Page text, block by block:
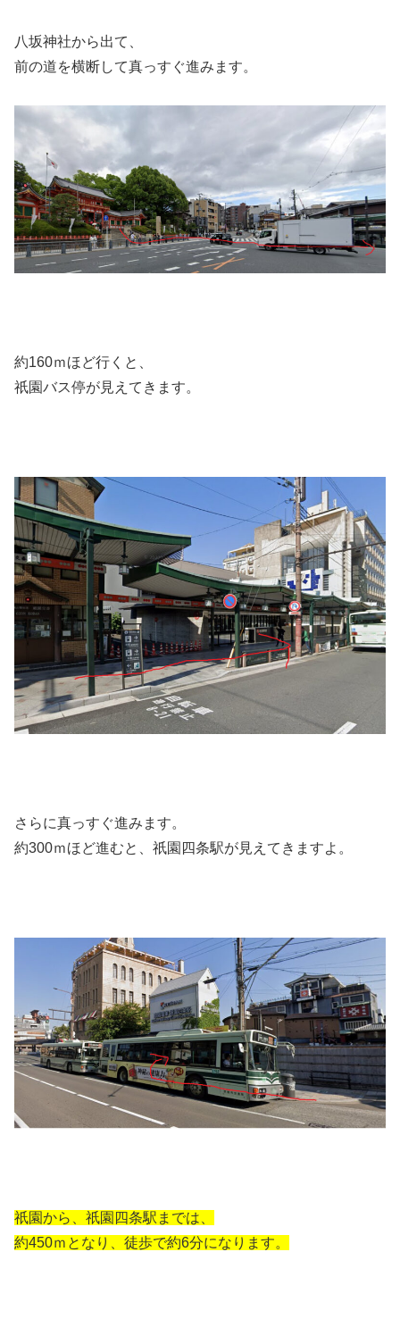
八坂神社から出て、
前の道を横断して真っすぐ進みます。
約160ｍほど行くと、
祇園バス停が見えてきます。
さらに真っすぐ進みます。
約300ｍほど進むと、祇園四条駅が見えてきますよ。
祇園から、祇園四条駅までは、
約450ｍとなり、徒歩で約6分になります。